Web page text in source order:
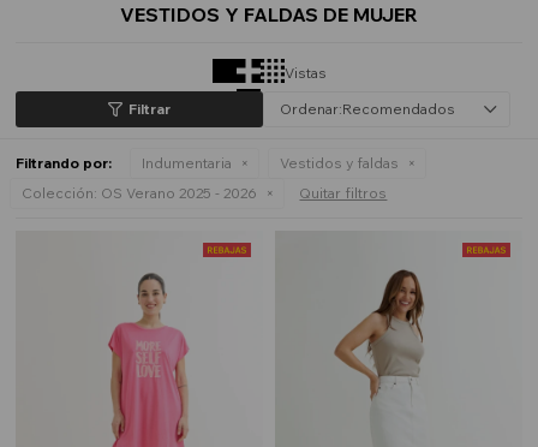
VESTIDOS Y FALDAS DE MUJER
Vistas
Recomendados
Filtrando por: Indumentaria
Vestidos y faldas
Colección: OS Verano 2025 - 2026 Quitar filtros